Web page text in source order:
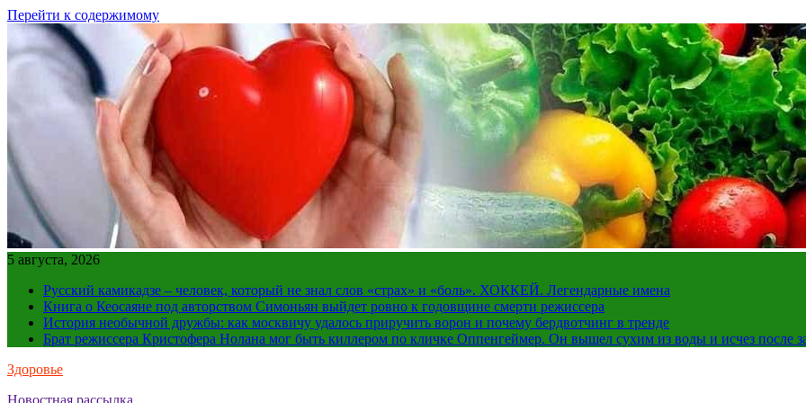
Перейти к содержимому
5 августа, 2026
Русский камикадзе – человек, который не знал слов «страх» и «боль». ХОККЕЙ. Легендарные имена
Книга о Кеосаяне под авторством Симоньян выйдет ровно к годовщине смерти режиссера
История необычной дружбы: как москвичу удалось приручить ворон и почему бердвотчинг в тренде
Брат режиссера Кристофера Нолана мог быть киллером по кличке Оппенгеймер. Он вышел сухим из воды и исчез после
Здоровье
Новостная рассылка